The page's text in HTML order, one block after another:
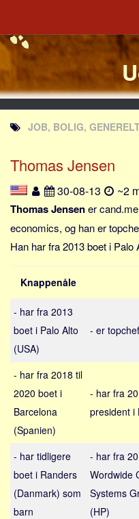
Portal
Udvandrerne.dk
Utvandrerne.no
Utvandrarna.se
Tyskland.dk
England.dk
JLKM.dk
Lande
Tyrkiet
Spanien
Frankrig
Sverige
Norge
Thailand
Italien
Grækenland
USA
Alle
Nøgleord
Bolig
Job
JOB, BOLIG,
Thomas Jensen
30-08-13 ~2
Thomas Jensener
economics, og han er
Han har fra 2013 boet i Palo
Knappenåle
- har fra 2013
boet i Palo Alto
(USA)
- er
- har fra 2018 til
2020 boet i
Barcelona
(Spanien)
- har fra
president i
- har tidligere
boet i Randers
(Danmark) som
barn
- har fra
Wordwide
Systems
(HP)